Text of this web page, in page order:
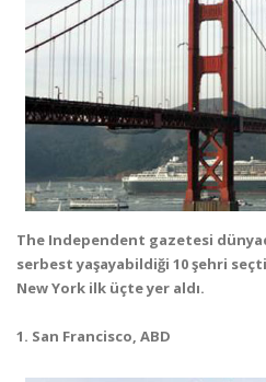
The Independent gazetesi
serbest yaşayabildiği 10 şehri
New York ilk üçte yer aldı.
1. San Francisco, ABD